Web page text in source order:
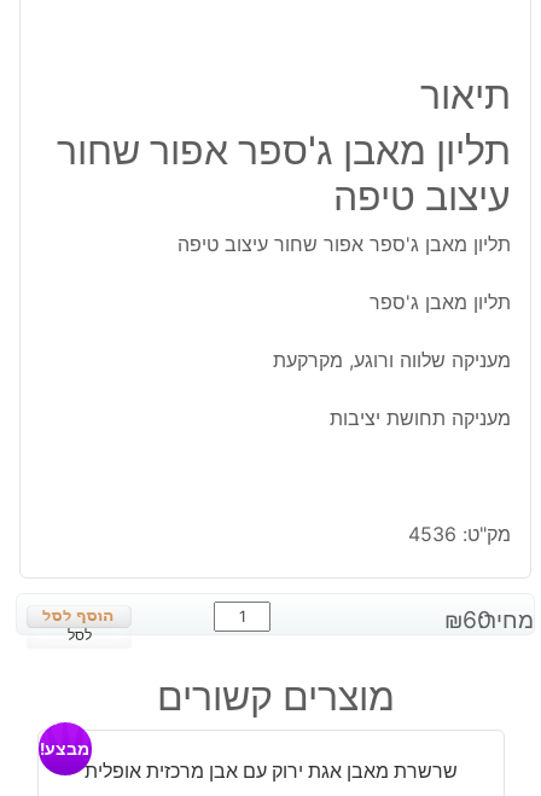
תיאור
תליון מאבן ג'ספר אפור שחור
עיצוב טיפה
תליון מאבן ג'ספר אפור שחור עיצוב טיפה
תליון מאבן ג'ספר
מעניקה שלווה ורוגע, מקרקעת
מעניקה תחושת יציבות
מק"ט: 4536
מחיר: ₪60
כמות
של
מאבן
ג'ספר
שחור
לסל
מוצרים קשורים
שרשרת מאבן אגת ירוק עם אבן מרכזית אופלית
מבצע!